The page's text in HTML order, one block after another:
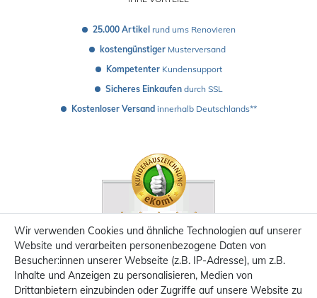
25.000 Artikel rund ums Renovieren
kostengünstiger Musterversand
Kompetenter Kundensupport
Sicheres Einkaufen durch SSL
Kostenloser Versand innerhalb Deutschlands**
Wir verwenden Cookies und ähnliche Technologien auf unserer
Website und verarbeiten personenbezogene Daten von
Besucher:innen unserer Webseite (z.B. IP-Adresse), um z.B.
Inhalte und Anzeigen zu personalisieren, Medien von
Drittanbietern einzubinden oder Zugriffe auf unsere Website zu